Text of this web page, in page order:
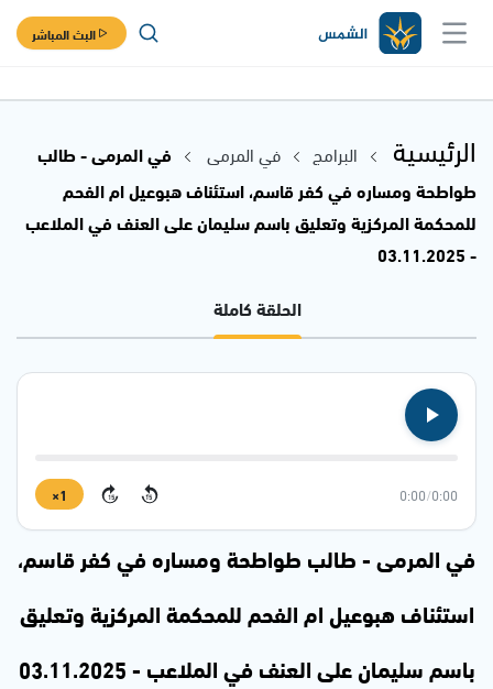
البث المباشر
الرئيسية البرامج في المرمى
في المرمى - طالب
طواطحة ومساره في كفر قاسم، استئناف هبوعيل ام الفحم
للمحكمة المركزية وتعليق باسم سليمان على العنف في الملاعب
- 03.11.2025
الحلقة كاملة
0:00
/
0:00
15
15
1×
في المرمى - طالب طواطحة ومساره في كفر قاسم،
استئناف هبوعيل ام الفحم للمحكمة المركزية وتعليق
باسم سليمان على العنف في الملاعب - 03.11.2025